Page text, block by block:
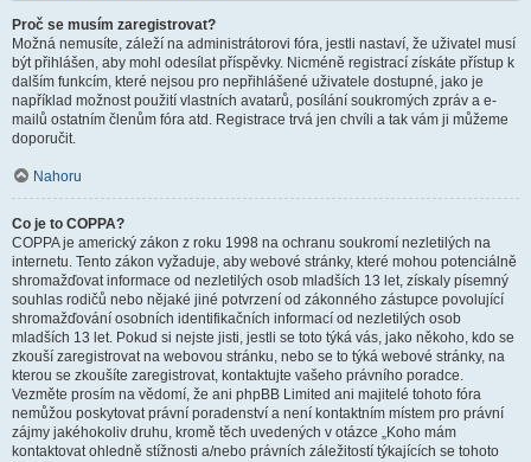
Proč se musím zaregistrovat?
Možná nemusíte, záleží na administrátorovi fóra, jestli nastaví, že uživatel musí
být přihlášen, aby mohl odesílat příspěvky. Nicméně registrací získáte přístup k
dalším funkcím, které nejsou pro nepřihlášené uživatele dostupné, jako je
například možnost použití vlastních avatarů, posílání soukromých zpráv a e-
mailů ostatním členům fóra atd. Registrace trvá jen chvíli a tak vám ji můžeme
doporučit.
Nahoru
Co je to COPPA?
COPPA je americký zákon z roku 1998 na ochranu soukromí nezletilých na
internetu. Tento zákon vyžaduje, aby webové stránky, které mohou potenciálně
shromažďovat informace od nezletilých osob mladších 13 let, získaly písemný
souhlas rodičů nebo nějaké jiné potvrzení od zákonného zástupce povolující
shromažďování osobních identifikačních informací od nezletilých osob
mladších 13 let. Pokud si nejste jisti, jestli se toto týká vás, jako někoho, kdo se
zkouší zaregistrovat na webovou stránku, nebo se to týká webové stránky, na
kterou se zkoušíte zaregistrovat, kontaktujte vašeho právního poradce.
Vezměte prosím na vědomí, že ani phpBB Limited ani majitelé tohoto fóra
nemůžou poskytovat právní poradenství a není kontaktním místem pro právní
zájmy jakéhokoliv druhu, kromě těch uvedených v otázce „Koho mám
kontaktovat ohledně stížnosti a/nebo právních záležitostí týkajících se tohoto